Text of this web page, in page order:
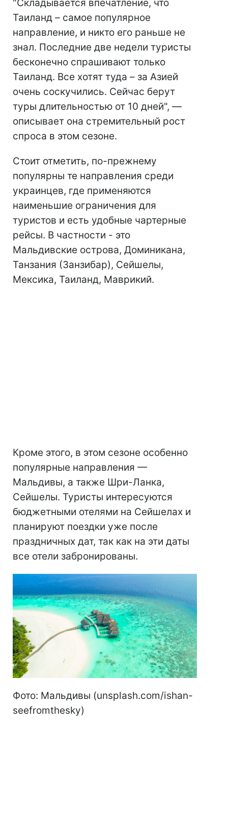
"Складывается впечатление, что
Таиланд – самое популярное
направление, и никто его раньше не
знал. Последние две недели туристы
бесконечно спрашивают только
Таиланд. Все хотят туда – за Азией
очень соскучились. Сейчас берут
туры длительностью от 10 дней", —
описывает она стремительный рост
спроса в этом сезоне.
Стоит отметить, по-прежнему
популярны те направления среди
украинцев, где применяются
наименьшие ограничения для
туристов и есть удобные чартерные
рейсы. В частности - это
Мальдивские острова, Доминикана,
Танзания (Занзибар), Сейшелы,
Мексика, Таиланд, Маврикий.
Кроме этого, в этом сезоне особенно
популярные направления —
Мальдивы, а также Шри-Ланка,
Сейшелы. Туристы интересуются
бюджетными отелями на Сейшелах и
планируют поездки уже после
праздничных дат, так как на эти даты
все отели забронированы.
Фото: Мальдивы (unsplash.com/ishan-
seefromthesky)